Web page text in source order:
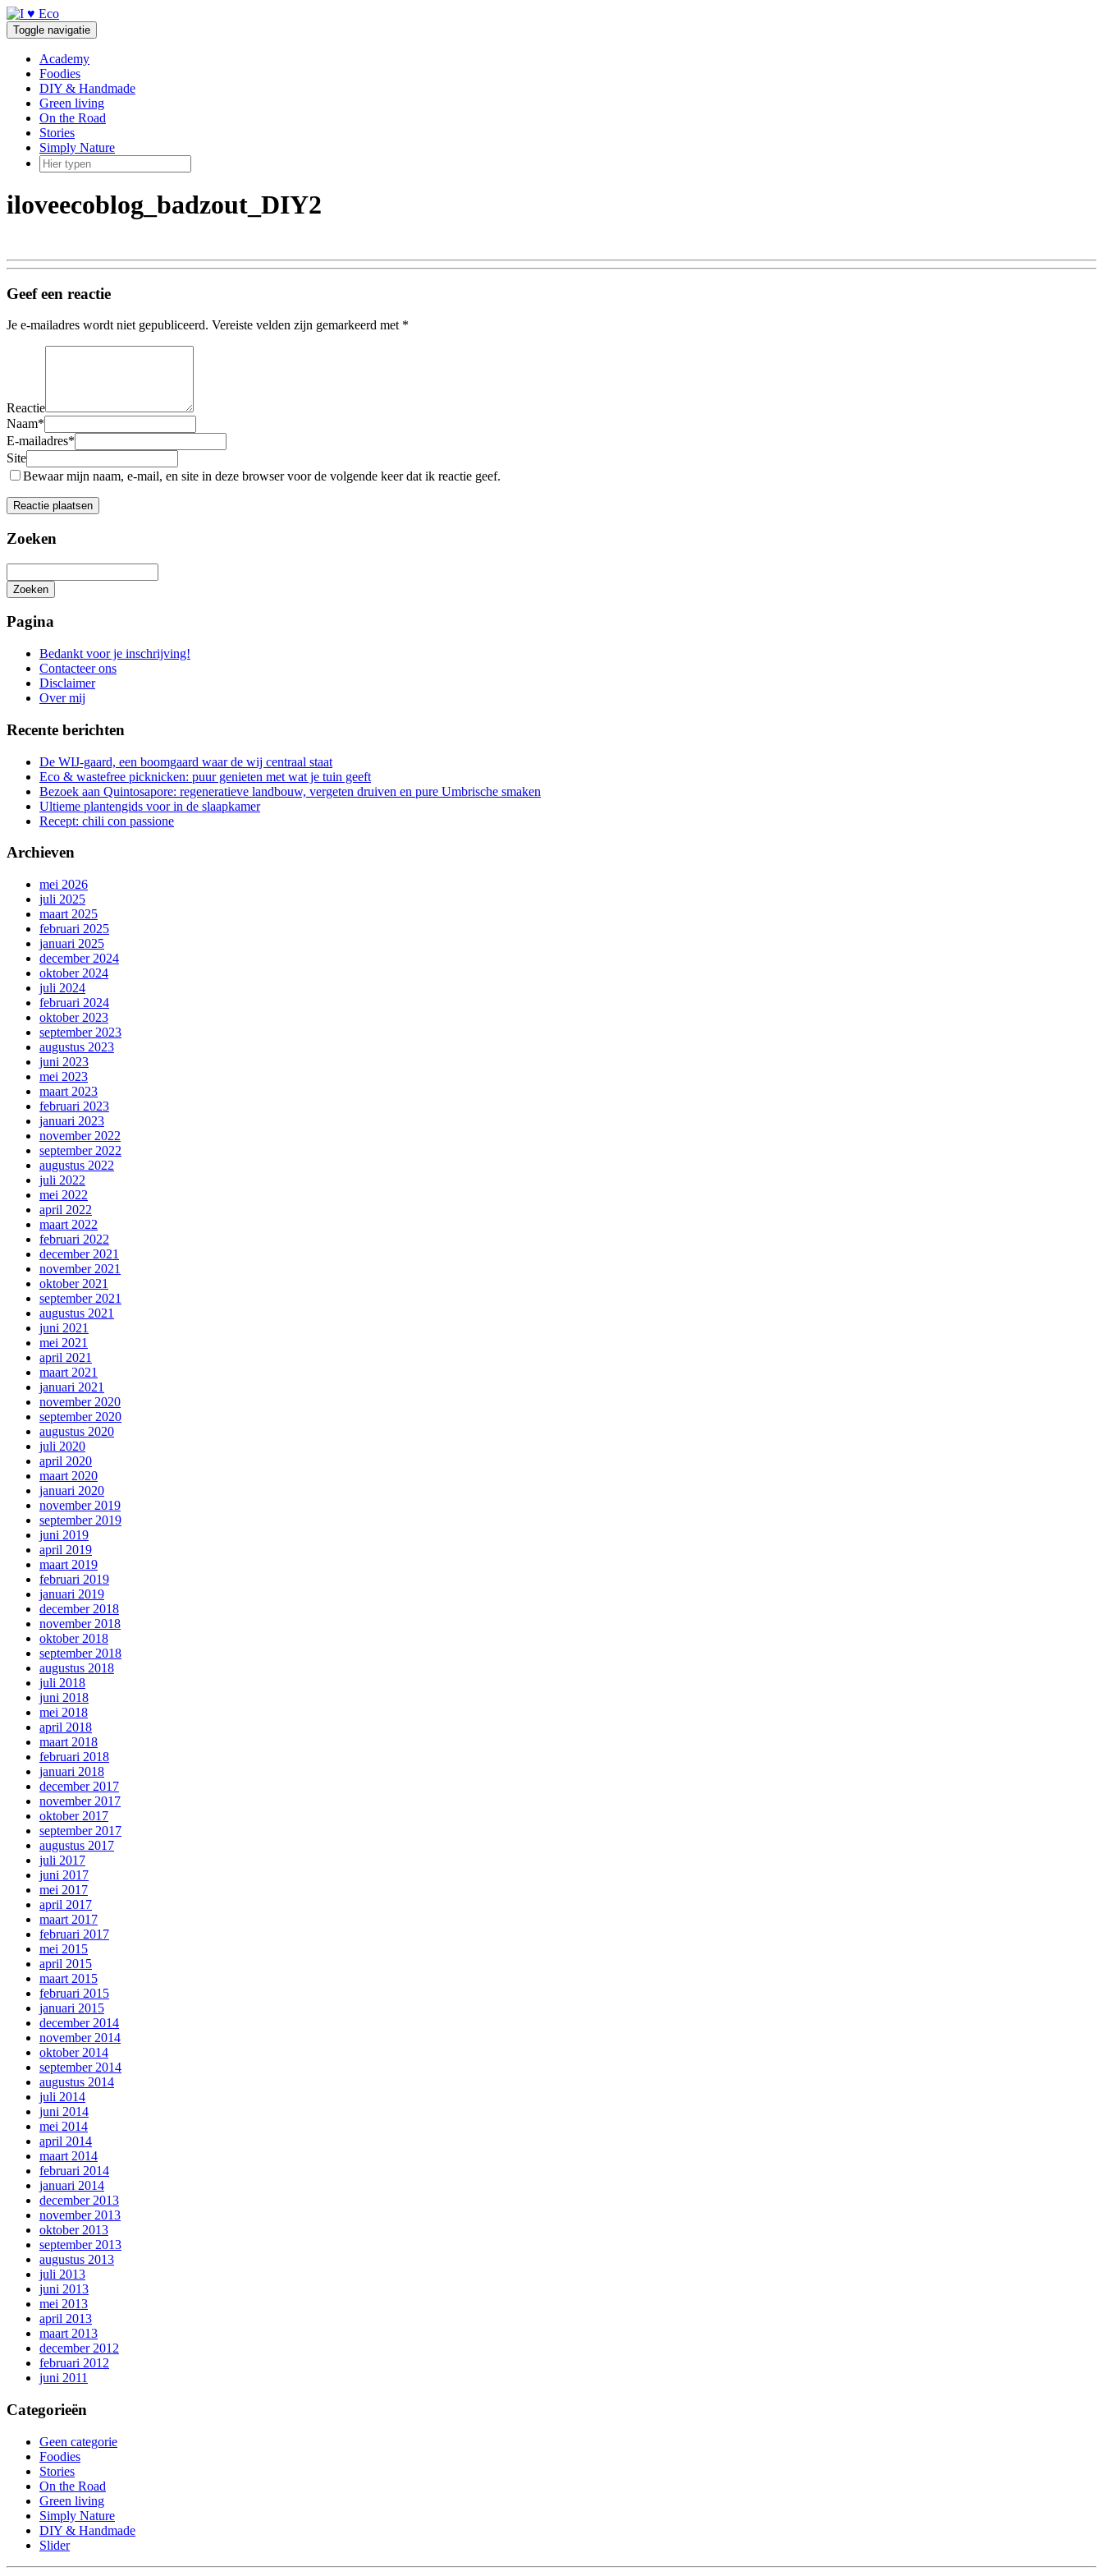
Doorgaan
naar
inhoud
Toggle navigatie
Academy
Foodies
DIY & Handmade
Green living
On the Road
Stories
Simply Nature
iloveecoblog_badzout_DIY2
Geef een reactie
Je e-mailadres wordt niet gepubliceerd. Vereiste velden zijn gemarkeerd met *
Reactie
Naam*
E-mailadres*
Site
Bewaar mijn naam, e-mail, en site in deze browser voor de volgende keer dat ik reactie geef.
Zoeken
Zoeken
zoeken
Pagina
Bedankt voor je inschrijving!
Contacteer ons
Disclaimer
Over mij
Recente berichten
De WIJ-gaard, een boomgaard waar de wij centraal staat
Eco & wastefree picknicken: puur genieten met wat je tuin geeft
Bezoek aan Quintosapore: regeneratieve landbouw, vergeten druiven en pure Umbrische smaken
Ultieme plantengids voor in de slaapkamer
Recept: chili con passione
Archieven
mei 2026
juli 2025
maart 2025
februari 2025
januari 2025
december 2024
oktober 2024
juli 2024
februari 2024
oktober 2023
september 2023
augustus 2023
juni 2023
mei 2023
maart 2023
februari 2023
januari 2023
november 2022
september 2022
augustus 2022
juli 2022
mei 2022
april 2022
maart 2022
februari 2022
december 2021
november 2021
oktober 2021
september 2021
augustus 2021
juni 2021
mei 2021
april 2021
maart 2021
januari 2021
november 2020
september 2020
augustus 2020
juli 2020
april 2020
maart 2020
januari 2020
november 2019
september 2019
juni 2019
april 2019
maart 2019
februari 2019
januari 2019
december 2018
november 2018
oktober 2018
september 2018
augustus 2018
juli 2018
juni 2018
mei 2018
april 2018
maart 2018
februari 2018
januari 2018
december 2017
november 2017
oktober 2017
september 2017
augustus 2017
juli 2017
juni 2017
mei 2017
april 2017
maart 2017
februari 2017
mei 2015
april 2015
maart 2015
februari 2015
januari 2015
december 2014
november 2014
oktober 2014
september 2014
augustus 2014
juli 2014
juni 2014
mei 2014
april 2014
maart 2014
februari 2014
januari 2014
december 2013
november 2013
oktober 2013
september 2013
augustus 2013
juli 2013
juni 2013
mei 2013
april 2013
maart 2013
december 2012
februari 2012
juni 2011
Categorieën
Geen categorie
Foodies
Stories
On the Road
Green living
Simply Nature
DIY & Handmade
Slider